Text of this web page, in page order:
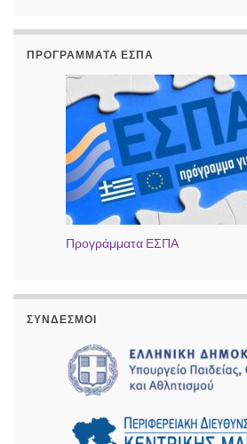
ΠΡΟΓΡΆΜΜΑΤΑ ΕΣΠΑ
Προγράμματα ΕΣΠΑ
ΣΎΝΔΕΣΜΟΙ